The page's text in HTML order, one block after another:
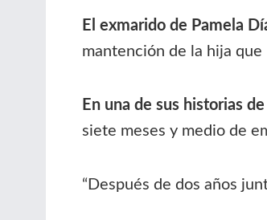
El exmarido de Pamela
mantención de la hija que
En una de sus historias
siete meses y medio de
“Después de dos años